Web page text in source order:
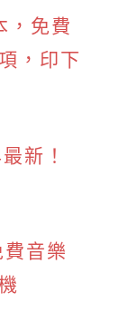
免費
，印下
新！
音樂